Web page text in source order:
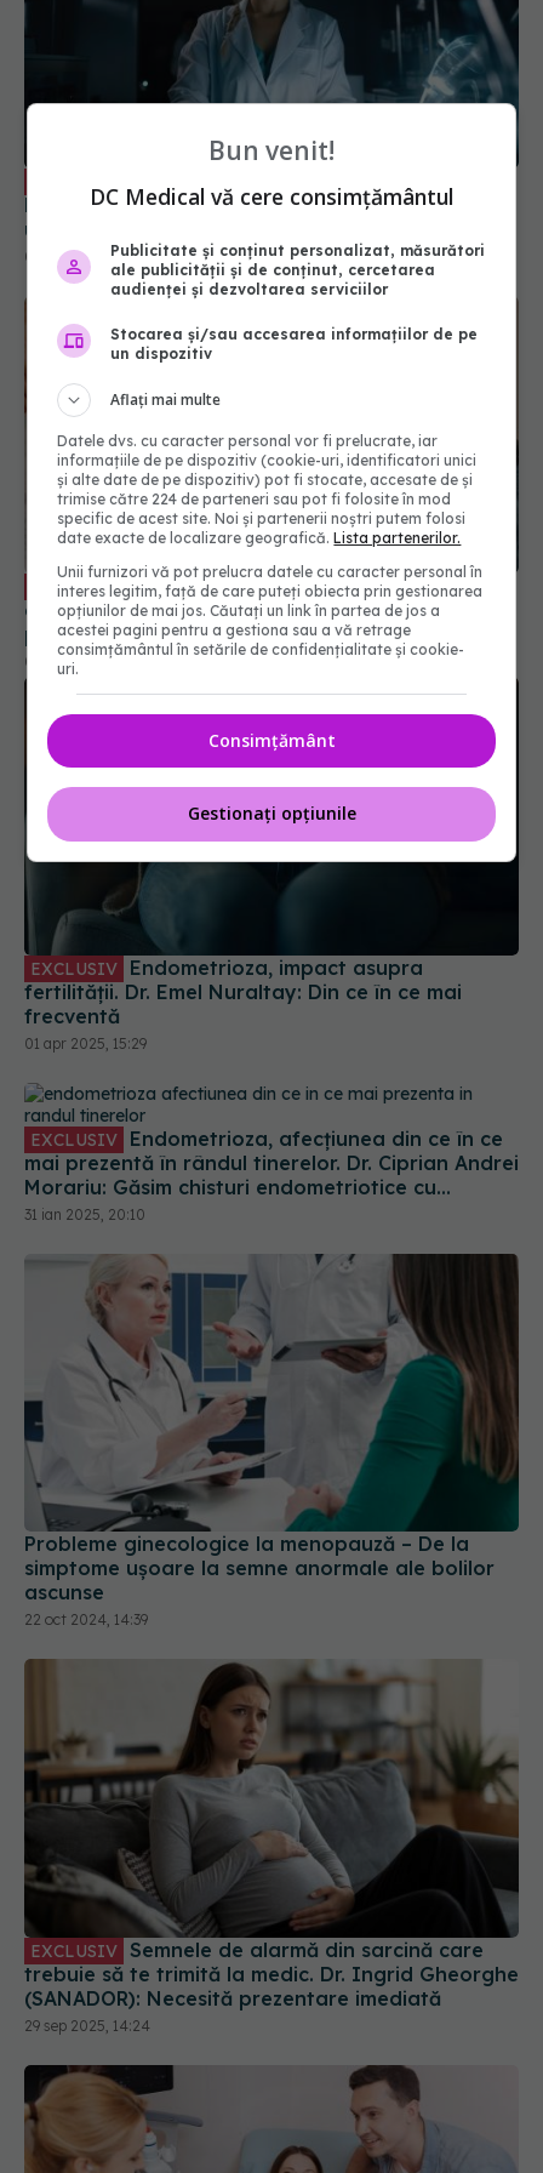
EXCLUSIV Ce precizie are testul Babeș
01 iun 2024, 22:57
EXCLUSIV Când poți face a doua procedură FIV,
dacă prima nu a ieșit. Lucia Luchian, vești bune
02 aug 2025, 11:23
fertilității. Dr. Emel Nuraltay: Din ce în ce mai
frecventă
01 apr 2025, 15:29
EXCLUSIV
Endometrioza, afecțiunea din ce în ce
mai prezentă în rândul tinerelor. Dr. Ciprian Andrei
Morariu: Găsim chisturi endometriotice cu
dimensiuni și volum crescut
31 ian 2025, 20:10
Probleme ginecologice la menopauză – De la
simptome ușoare la semne anormale ale bolilor
ascunse
22 oct 2024, 14:39
EXCLUSIV
Semnele de alarmă din sarcină care
trebuie să te trimită la medic. Dr. Ingrid Gheorghe
(SANADOR): Necesită prezentare imediată
29 sep 2025, 14:24
Bun venit!
DC Medical vă cere consimțământul
Publicitate și conținut personalizat, măsurători
ale publicității și de conținut, cercetarea
audienței și dezvoltarea serviciilor
Stocarea și/sau accesarea informațiilor de pe
un dispozitiv
Aflați mai multe
Datele dvs. cu caracter personal vor fi prelucrate, iar
informațiile de pe dispozitiv (cookie-uri, identificatori unici
și alte date de pe dispozitiv) pot fi stocate, accesate de și
trimise către 224 de parteneri sau pot fi folosite în mod
specific de acest site. Noi și partenerii noștri putem folosi
date exacte de localizare geografică.Lista partenerilor.
Unii furnizori vă pot prelucra datele cu caracter personal în
interes legitim, față de care puteți obiecta prin gestionarea
opțiunilor de mai jos. Căutați un link în partea de jos a
acestei pagini pentru a gestiona sau a vă retrage
consimțământul în setările de confidențialitate și cookie-
uri.
Consimțământ
Gestionați opțiunile